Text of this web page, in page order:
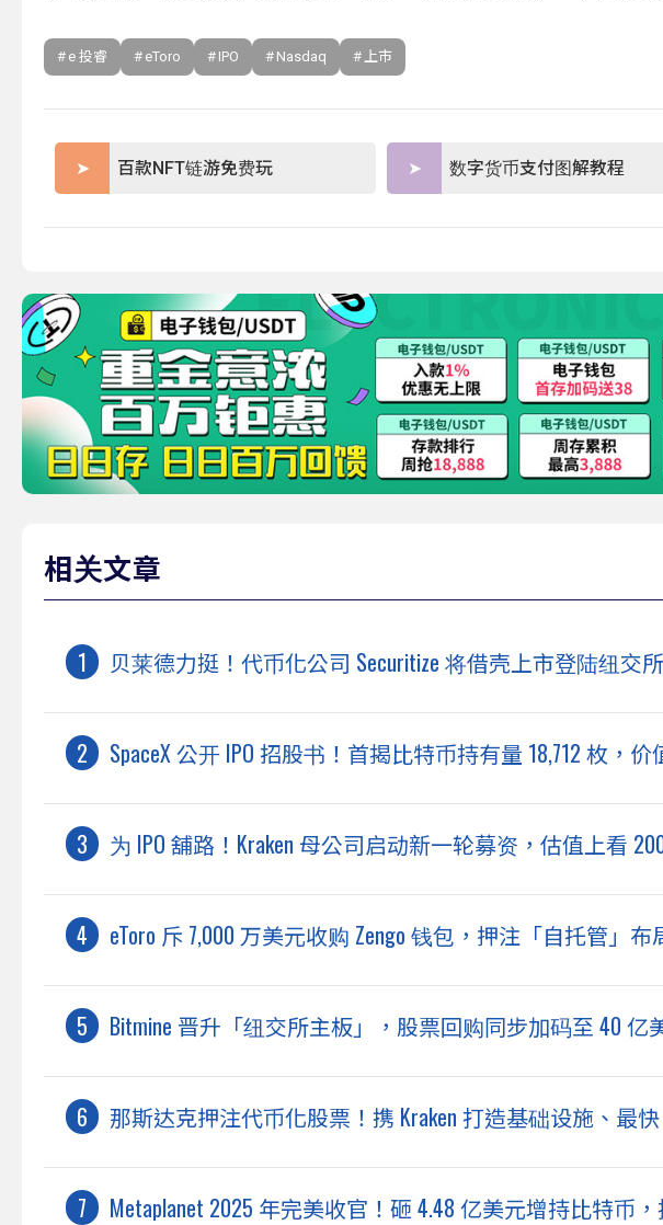
e 投睿 eToro IPO Nasdaq 上市
百款NFT链游免费玩 数字货币支付图解教程
相关文章
贝莱德力挺！代币化公司 Securitize 将借壳上市登陆纽交所
SpaceX 公开 IPO 招股书！首揭比特币持有量 18,712 枚，价
为 IPO 舖路！Kraken 母公司启动新一轮募资，估值上看
eToro 斥 7,000 万美元收购 Zengo 钱包，押注「自托管」
Bitmine 晋升「纽交所主板」，股票回购同步加码至 40 亿
那斯达克押注代币化股票！携 Kraken 打造基础设施、最
Metaplanet 2025 年完美收官！砸 4.48 亿美元增持比特币